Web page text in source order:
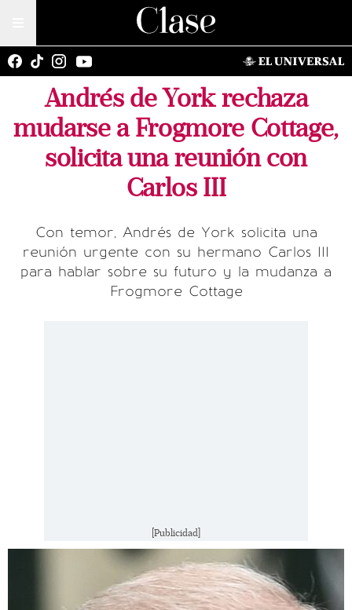
Andrés de York rechaza
mudarse a Frogmore Cottage,
solicita una reunión con
Carlos III
Con temor, Andrés de York solicita una
reunión urgente con su hermano Carlos III
para hablar sobre su futuro y la mudanza a
Frogmore Cottage
[Publicidad]